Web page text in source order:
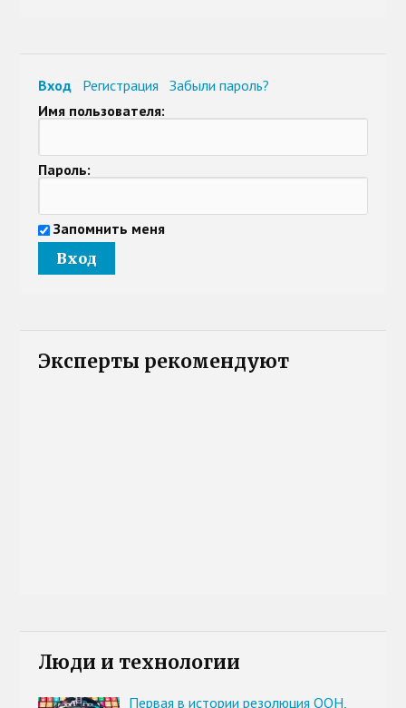
Вход Регистрация
Забыли пароль?
Имя пользователя:
Пароль:
Запомнить меня
Эксперты рекомендуют
Люди и технологии
Первая в истории резолюция ООН,